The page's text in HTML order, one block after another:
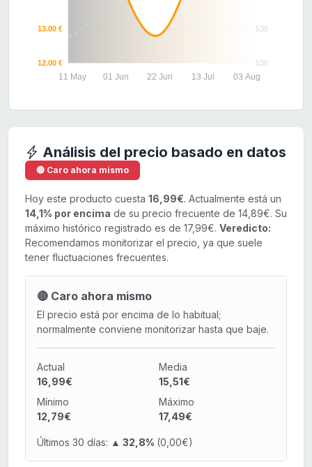
535
530
13.00 €
12.00 €
11 May 01 Jun 22 Jun 13 Jul 03 Aug
Análisis del precio basado en datos
🔴 Caro ahora mismo
Hoy este producto cuesta 16,99€. Actualmente está un
14,1% por encima de su precio frecuente de 14,89€. Su
máximo histórico registrado es de 17,99€. Veredicto:
Recomendamos monitorizar el precio, ya que suele
tener fluctuaciones frecuentes.
🔴 Caro ahora mismo
El precio está por encima de lo habitual;
normalmente conviene monitorizar hasta que baje.
Actual
16,99€
Media
15,51€
Mínimo
12,79€
Máximo
17,49€
Últimos 30 días: ▲ 32,8% (0,00€)